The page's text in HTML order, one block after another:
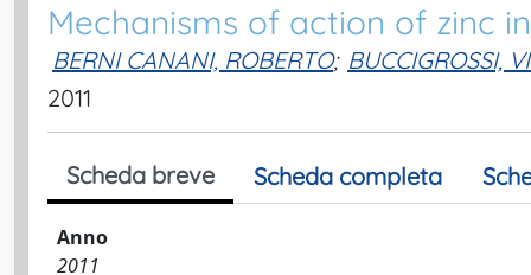
Mechanisms of action of zinc
BERNI CANANI, ROBERTO; BUCCIGROSSI,
2011
Scheda breve Scheda completa
Anno
2011